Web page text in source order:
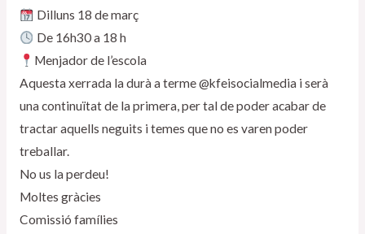
Dilluns 18 de març
De 16h30 a 18 h
Menjador de l’escola
Aquesta xerrada la durà a terme @kfeisocialmedia i serà
una continuïtat de la primera, per tal de poder acabar de
tractar aquells neguits i temes que no es varen poder
treballar.
No us la perdeu!
Moltes gràcies
Comissió famílies